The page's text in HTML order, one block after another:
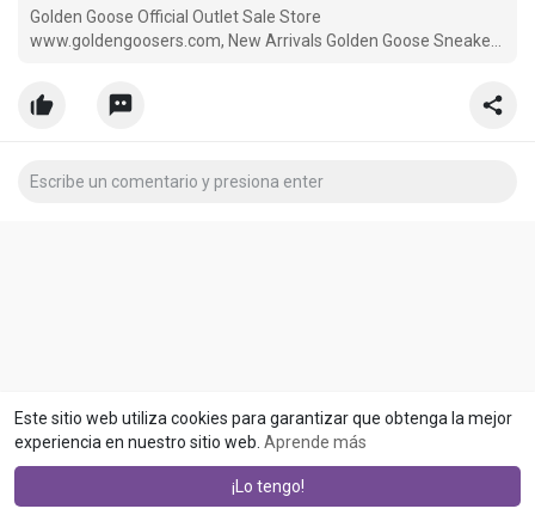
Este sitio web utiliza cookies para garantizar que obtenga la mejor
experiencia en nuestro sitio web. Aprende más
¡Lo tengo!
Golden Goose Official Outlet Sale Store
www.goldengoosers.com, New Arrivals Golden Goose Sneakers